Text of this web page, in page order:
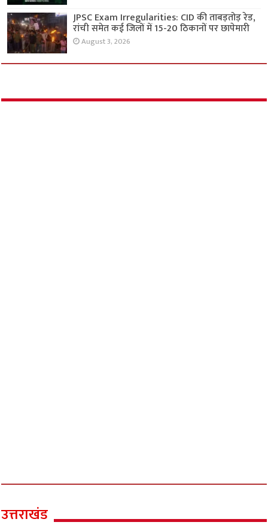
JPSC Exam Irregularities: CID की ताबड़तोड़ रेड,
रांची समेत कई जिलों में 15-20 ठिकानों पर छापेमारी
August 3, 2026
उत्तराखंड